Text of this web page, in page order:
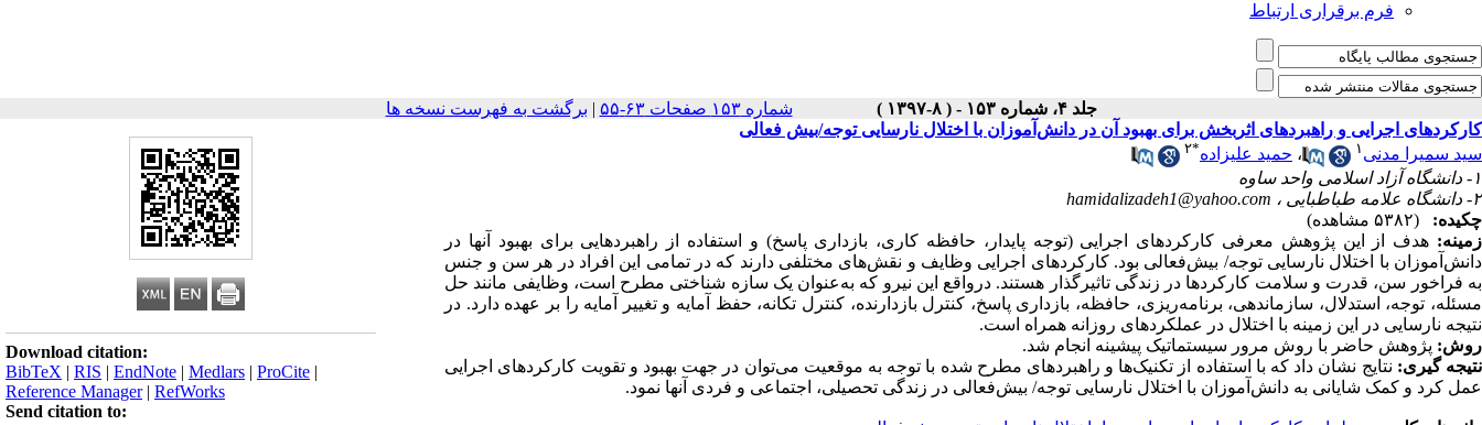
فرم برقراری ارتباط
جلد ۴، شماره ۱۵۳ - ( ۸-۱۳۹۷ ) شماره ۱۵۳ صفحات ۶۳-۵۵ | برگشت به فهرست نسخه ها
Download citation:
BibTeX | RIS | EndNote | Medlars | ProCite |
Reference Manager| RefWorks
Send citation to:
کارکردهای ‌اجرایی و راهبردهای اثربخش برای بهبود آن در دانش‌آموزان با اختلال نارسایی توجه/بیش فعالی
سید سمیرا مدنی ۱ ، حمید علیزاده*۲
۱- دانشگاه آزاد اسلامی واحد ساوه
۲- دانشگاه علامه طباطبایی ،
hamidalizadeh1@yahoo.com
چکیده:
(۵۳۸۲ مشاهده)
زمینه: هدف از این پژوهش معرفی کارکردهای اجرایی (توجه‌ پایدار، حافظه ‌کاری، بازداری ‌پاسخ) و استفاده از راهبردهایی برای بهبود آنها در
دانش‌آموزان با اختلال نارسایی توجه/ بیش‌فعالی بود. کارکردهای اجرایی وظایف و نقش‌های مختلفی دارند که در تمامی این افراد در هر سن و جنس
به فراخور سن، قدرت و سلامت کارکردها در زندگی تاثیرگذار هستند. درواقع این نیرو که به‌عنوان یک سازه شناختی مطرح است، وظایفی مانند حل
مسئله، توجه، استدلال، سازماندهی، برنامه‌ریزی، حافظه، بازداری پاسخ، کنترل بازدارنده، کنترل تکانه، حفظ آمایه و تغییر آمایه را بر عهده دارد. در
نتیجه نارسایی در این زمینه با اختلال در عملکردهای روزانه همراه است.
روش: پژوهش حاضر با روش مرور سیستماتیک پیشینه انجام شد.
نتیجه گیری: نتایج نشان داد که با استفاده از تکنیک‌ها و راهبردهای مطرح شده با توجه به موقعیت می‌توان در جهت بهبود و تقویت کارکردهای اجرایی
عمل کرد و کمک شایانی به دانش‌آموزان با اختلال نارسایی توجه/ بیش‌فعالی در زندگی تحصیلی، اجتماعی و فردی آنها نمود.